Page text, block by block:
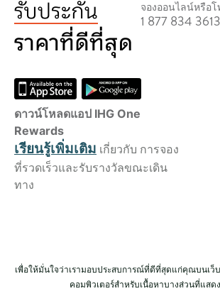
จองออนไลน์หรือ
1 877 834 3613
ดาวน์โหลดแอป IHG One
Rewards
เรียนรู้เพิ่มเติม เกี่ยวกับ การจอง
ที่รวดเร็วและรับรางวัลขณะเดิน
ทาง
เพื่อให้มั่นใจว่าเรามอบประสบการณ์ที่ดีที่สุดแก่คุณบนเว็
คอมพิวเตอร์สำหรับเนื้อหาบางส่วนที่แสด